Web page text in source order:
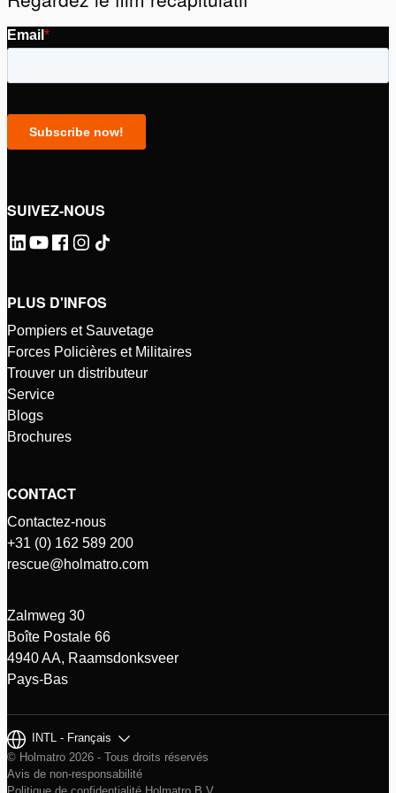
cette vidéo.
SUIVEZ-NOUS
PLUS D'INFOS
Pompiers et Sauvetage
Forces Policières et Militaires
Trouver un distributeur
Service
Blogs
Brochures
CONTACT
Contactez-nous
+31 (0) 162 589 200
rescue@holmatro.com
Zalmweg 30
Boîte Postale 66
4940 AA, Raamsdonksveer
Pays-Bas
INTL - Français
© Holmatro 2026 - Tous droits réservés
Avis de non-responsabilité
Politique de confidentialité Holmatro B.V.